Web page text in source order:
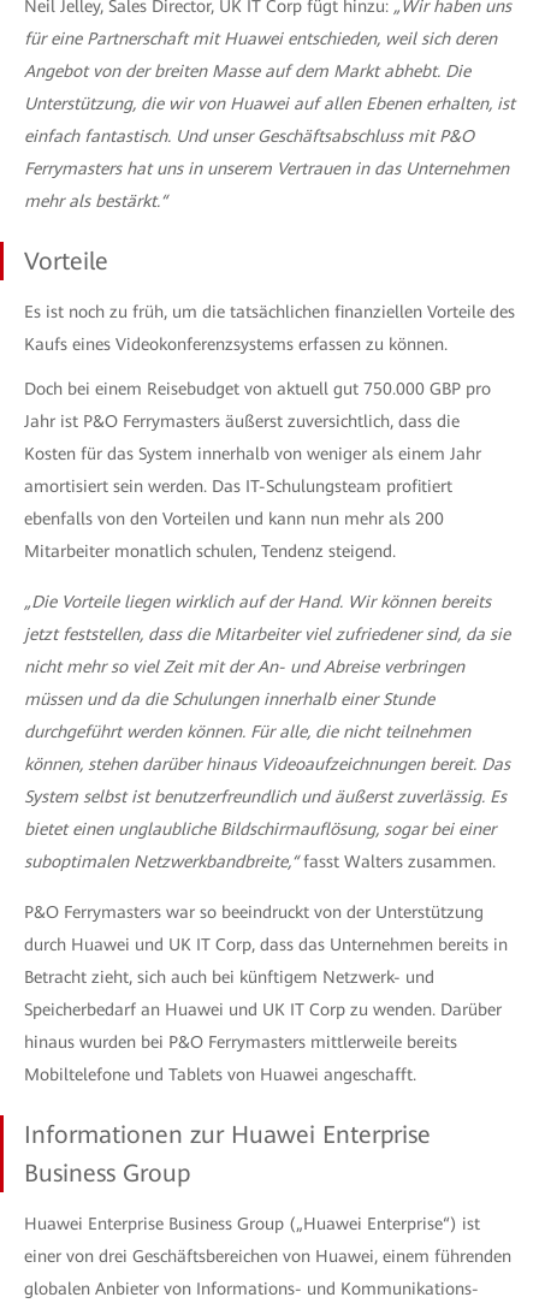
Neil Jelley, Sales Director, UK IT Corp fügt hinzu: „Wir haben uns
für eine Partnerschaft mit Huawei entschieden, weil sich deren
Angebot von der breiten Masse auf dem Markt abhebt. Die
Unterstützung, die wir von Huawei auf allen Ebenen erhalten, ist
einfach fantastisch. Und unser Geschäftsabschluss mit P&O
Ferrymasters hat uns in unserem Vertrauen in das Unternehmen
mehr als bestärkt.“
Vorteile
Es ist noch zu früh, um die tatsächlichen finanziellen Vorteile des
Kaufs eines Videokonferenzsystems erfassen zu können.
Doch bei einem Reisebudget von aktuell gut 750.000 GBP pro
Jahr ist P&O Ferrymasters äußerst zuversichtlich, dass die
Kosten für das System innerhalb von weniger als einem Jahr
amortisiert sein werden. Das IT-Schulungsteam profitiert
ebenfalls von den Vorteilen und kann nun mehr als 200
Mitarbeiter monatlich schulen, Tendenz steigend.
„Die Vorteile liegen wirklich auf der Hand. Wir können bereits
jetzt feststellen, dass die Mitarbeiter viel zufriedener sind, da sie
nicht mehr so viel Zeit mit der An- und Abreise verbringen
müssen und da die Schulungen innerhalb einer Stunde
durchgeführt werden können. Für alle, die nicht teilnehmen
können, stehen darüber hinaus Videoaufzeichnungen bereit. Das
System selbst ist benutzerfreundlich und äußerst zuverlässig. Es
bietet einen unglaubliche Bildschirmauflösung, sogar bei einer
suboptimalen Netzwerkbandbreite,“fasst Walters zusammen.
P&O Ferrymasters war so beeindruckt von der Unterstützung
durch Huawei und UK IT Corp, dass das Unternehmen bereits in
Betracht zieht, sich auch bei künftigem Netzwerk- und
Speicherbedarf an Huawei und UK IT Corp zu wenden. Darüber
hinaus wurden bei P&O Ferrymasters mittlerweile bereits
Mobiltelefone und Tablets von Huawei angeschafft.
Informationen zur Huawei Enterprise
Business Group
Huawei Enterprise Business Group („Huawei Enterprise“) ist
einer von drei Geschäftsbereichen von Huawei, einem führenden
globalen Anbieter von Informations- und Kommunikations-